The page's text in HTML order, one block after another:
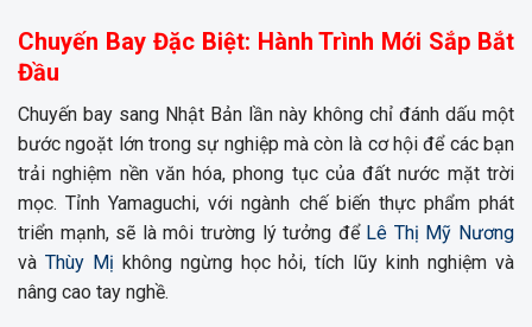
Chuyến Bay Đặc Biệt: Hành Trình Mới Sắp Bắt
Đầu
Chuyến bay sang Nhật Bản lần này không chỉ đánh dấu một
bước ngoặt lớn trong sự nghiệp mà còn là cơ hội để các bạn
trải nghiệm nền văn hóa, phong tục của đất nước mặt trời
mọc. Tỉnh Yamaguchi, với ngành chế biến thực phẩm phát
triển mạnh, sẽ là môi trường lý tưởng để Lê Thị Mỹ Nương
và Thùy Mị không ngừng học hỏi, tích lũy kinh nghiệm và
nâng cao tay nghề.